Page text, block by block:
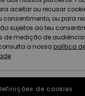
Snow
Artigos
recém-
chegados
Coleções
Neve
Artigos
recém-
chegados
Highlights
Highlights
Community
Freedom
Protecção de
dados
Guia de
tamanhos
aceitar ou recusar
consentimento, ou para
sujeitos ao teu
de medição de
a nossa política
de cookies